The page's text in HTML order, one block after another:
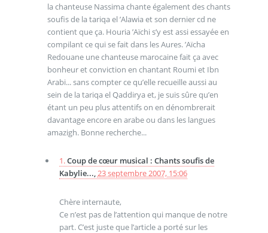
la chanteuse Nassima chante également des chants
soufis de la tariqa el ’Alawia et son dernier cd ne
contient que ça. Houria ’Aïchi s’y est assi essayée en
compilant ce qui se fait dans les Aures. ’Aïcha
Redouane une chanteuse marocaine fait ça avec
bonheur et conviction en chantant Roumi et Ibn
Arabi... sans compter ce qu’elle recueille aussi au
sein de la tariqa el Qaddirya et, je suis sûre qu’en
étant un peu plus attentifs on en dénombrerait
davantage encore en arabe ou dans les langues
amazigh. Bonne recherche...
1.Coup de cœur musical : Chants soufis de
Kabylie...,23 septembre 2007, 15:06
Chère internaute,
Ce n’est pas de l’attention qui manque de notre
part. C’est juste que l’article a porté sur les